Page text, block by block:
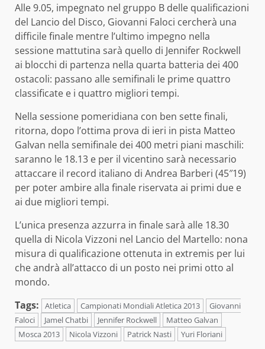
Alle 9.05, impegnato nel gruppo B delle qualificazioni
del Lancio del Disco, Giovanni Faloci cercherà una
difficile finale mentre l’ultimo impegno nella
sessione mattutina sarà quello di Jennifer Rockwell
ai blocchi di partenza nella quarta batteria dei 400
ostacoli: passano alle semifinali le prime quattro
classificate e i quattro migliori tempi.
Nella sessione pomeridiana con ben sette finali,
ritorna, dopo l’ottima prova di ieri in pista Matteo
Galvan nella semifinale dei 400 metri piani maschili:
saranno le 18.13 e per il vicentino sarà necessario
attaccare il record italiano di Andrea Barberi (45″19)
per poter ambire alla finale riservata ai primi due e
ai due migliori tempi.
L’unica presenza azzurra in finale sarà alle 18.30
quella di Nicola Vizzoni nel Lancio del Martello: nona
misura di qualificazione ottenuta in extremis per lui
che andrà all’attacco di un posto nei primi otto al
mondo.
Tags:
Atletica Campionati Mondiali Atletica 2013
Giovanni
Faloci
Jamel Chatbi Jennifer Rockwell
Matteo Galvan
Mosca 2013
Nicola Vizzoni Patrick Nasti Yuri Floriani